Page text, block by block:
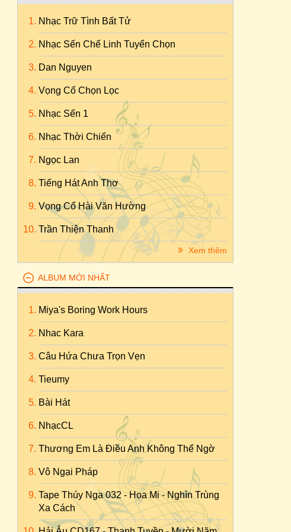
Nhạc Trữ Tình Bất Tử
Nhạc Sến Chế Linh Tuyển Chọn
Dan Nguyen
Vọng Cổ Chọn Lọc
Nhạc Sến 1
Nhạc Thời Chiến
Ngọc Lan
Tiếng Hát Anh Thơ
Vọng Cổ Hài Văn Hường
Trần Thiện Thanh
Xem thêm
ALBUM MỚI NHẤT
Miya's Boring Work Hours
Nhac Kara
Câu Hứa Chưa Trọn Vẹn
Tieumy
Bài Hát
NhạcCL
Thương Em Là Điều Anh Không Thể Ngờ
Vô Ngại Pháp
Tape Thúy Nga 032 - Họa Mi - Nghìn Trùng
Xa Cách